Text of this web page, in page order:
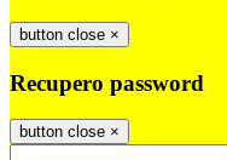
button close ×
Recupero password
button close ×